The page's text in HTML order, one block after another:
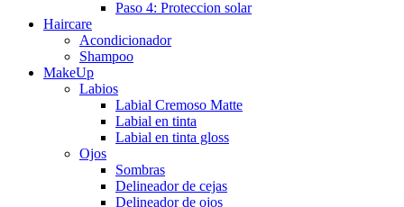
Paso 4: Proteccion solar
Haircare
Acondicionador
Shampoo
MakeUp
Labios
Labial Cremoso Matte
Labial en tinta
Labial en tinta gloss
Ojos
Sombras
Delineador de cejas
Delineador de ojos